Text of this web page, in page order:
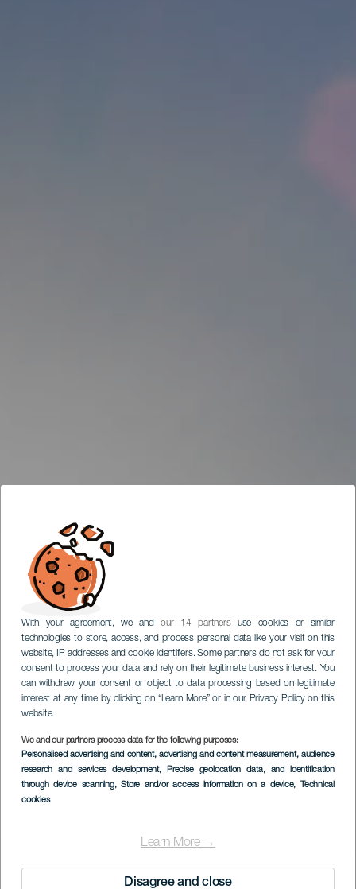
With your agreement, we andour 14 partnersuse cookies or similar
technologies to store, access, and process personal data like your visit on this
website, IP addresses and cookie identifiers. Some partners do not ask for your
consent to process your data and rely on their legitimate business interest. You
can withdraw your consent or object to data processing based on legitimate
interest at any time by clicking on “Learn More” or in our Privacy Policy on this
website.
We and our partners process data for the following purposes:
Personalised advertising and content, advertising and content measurement, audience
research and services development, Precise geolocation data, and identification
through device scanning, Store and/or access information on a device, Technical
cookies
Learn More →
Disagree and close